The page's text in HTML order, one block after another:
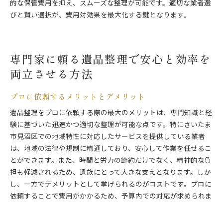
的な保管費用を抑え、スムーズな整理が可能です。適切な業者選
びと賢い選択が、費用対効果を最大化する鍵となります。
専門家に頼る遺品整理で安心と効率を
両立させる方法
プロに依頼するメリットとデメリット
遺品整理をプロに依頼する際の最大のメリットは、専門知識と経
験に基づいた迅速かつ適切な整理が可能な点です。特にさいたま
市見沼区での地域特性に対応したサービスを提供している業者
は、地域の法律や規制に精通しており、安心して作業を任せるこ
とができます。また、時間と労力の節約だけでなく、精神的な負
担も軽減されるため、遺族にとって大きな支えとなります。しか
し、一方でデメリットとして挙げられるのがコストです。プロに
依頼することで費用がかかるため、予算内での対応が求められま